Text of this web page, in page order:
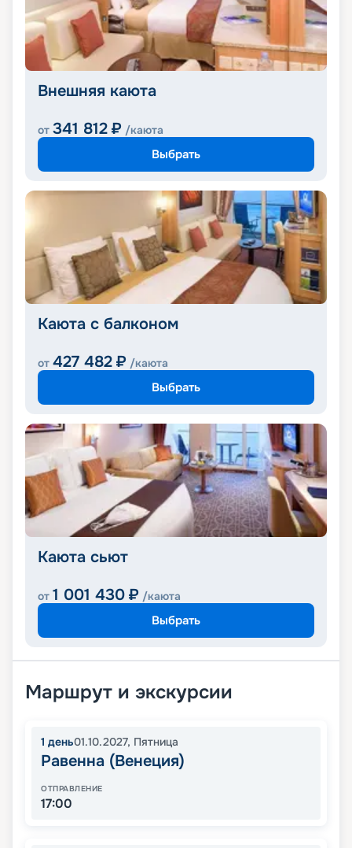
Внешняя каюта
от 341 812 ₽ /каюта
Выбрать
Каюта с балконом
от 427 482 ₽ /каюта
Выбрать
Каюта сьют
от 1 001 430 ₽ /каюта
Выбрать
Маршрут и экскурсии
1 день01.10.2027, Пятница
Равенна (Венеция)
ОТПРАВЛЕНИЕ
17:00